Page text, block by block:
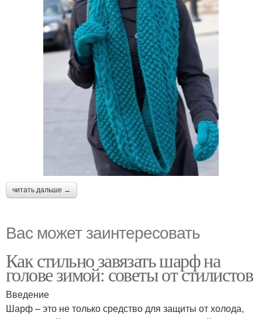
читать дальше →
Вас может заинтересовать
Как стильно завязать шарф на
голове зимой: советы от стилистов
Введение
Шарф – это не только средство для защиты от холода,